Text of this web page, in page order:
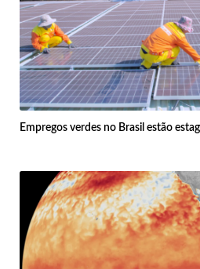
Empregos verdes no Brasil estão